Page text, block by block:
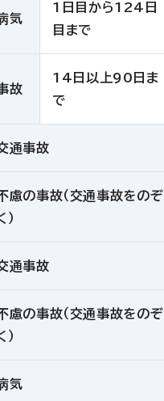
気
1日目から124日
目まで
故
14日以上90日ま
で
通事故
慮の事故（交通事故をのぞ
）
通事故
慮の事故（交通事故をのぞ
）
気